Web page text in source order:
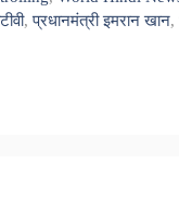
,प्रधानमंत्री इमरान खान,